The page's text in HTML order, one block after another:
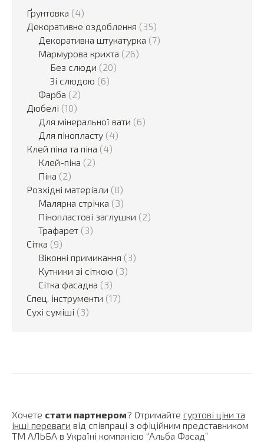
Ґрунтовка (4)
Декоративне оздоблення (35)
Декоративна штукатурка (7)
Мармурова крихта (26)
Без слюди (20)
Зі слюдою (6)
Фарба (2)
Дюбелі (10)
Для мінеральної вати (6)
Для пінопласту (4)
Клей піна та піна (4)
Клей-піна (2)
Піна (2)
Розхідні матеріали (8)
Малярна стрічка (3)
Пінопластові заглушки (2)
Трафарет (3)
Сітка (9)
Віконні примикання (3)
Кутники зі сіткою (3)
Сітка фасадна (3)
Спец. інструменти (17)
Сухі суміші (3)
Хочете стати партнером? Отримайте гуртові ціни та
інші переваги від співпраці з офіційним представником
ТМ АЛЬБА в Україні компанією “Альба Фасад”